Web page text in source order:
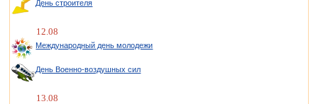
День строителя
12.08
Международный день молодежи
День Военно-воздушных сил
13.08